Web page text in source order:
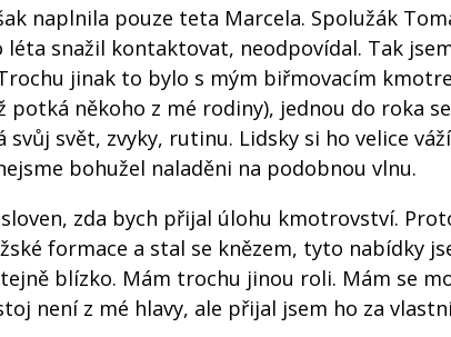
naplnila pouze teta Marcela. Spolužák
léta snažil kontaktovat, neodpovídal. Tak
jinak to bylo s mým biřmovacím
potká někoho z mé rodiny), jednou do roka
svůj svět, zvyky, rutinu. Lidsky si ho velice
bohužel naladěni na podobnou vlnu.
zda bych přijal úlohu kmotrovství.
formace a stal se knězem, tyto nabídky
blízko. Mám trochu jinou roli. Mám se
není z mé hlavy, ale přijal jsem ho za